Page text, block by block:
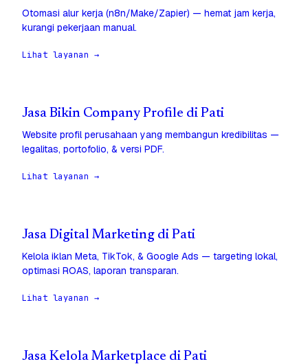
Otomasi alur kerja (n8n/Make/Zapier) — hemat jam kerja,
kurangi pekerjaan manual.
Lihat layanan →
Jasa Bikin Company Profile di Pati
Website profil perusahaan yang membangun kredibilitas —
legalitas, portofolio, & versi PDF.
Lihat layanan →
Jasa Digital Marketing di Pati
Kelola iklan Meta, TikTok, & Google Ads — targeting lokal,
optimasi ROAS, laporan transparan.
Lihat layanan →
Jasa Kelola Marketplace di Pati